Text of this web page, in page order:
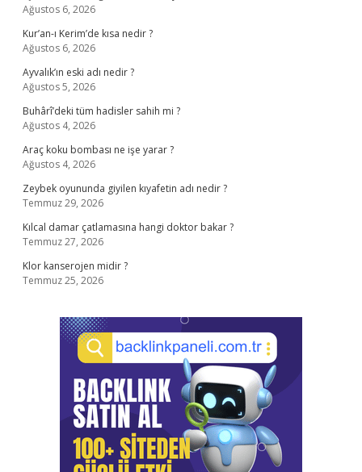
Ağustos 6, 2026
Kur’an-ı Kerim’de kısa nedir ?
Ağustos 6, 2026
Ayvalık’ın eski adı nedir ?
Ağustos 5, 2026
Buhârî’deki tüm hadisler sahih mi ?
Ağustos 4, 2026
Araç koku bombası ne işe yarar ?
Ağustos 4, 2026
Zeybek oyununda giyilen kıyafetin adı nedir ?
Temmuz 29, 2026
Kılcal damar çatlamasına hangi doktor bakar ?
Temmuz 27, 2026
Klor kanserojen midir ?
Temmuz 25, 2026